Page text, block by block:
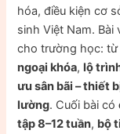
hóa, điều kiện cơ
sinh Việt Nam.
cho trường học:
ngoại khóa,lộ
ưu sân bãi – thiết
lường. Cuối bài có
tập 8–12 tuần, bộ